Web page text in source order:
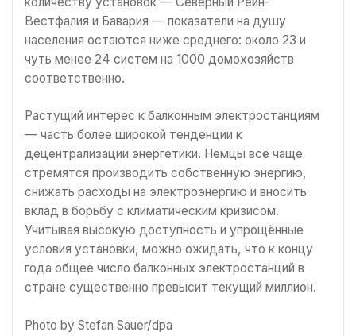
Вестфалия и Бавария — показатели на душу
населения остаются ниже среднего: около 23 и
чуть менее 24 систем на 1000 домохозяйств
соответственно.
Растущий интерес к балконным электростанциям
— часть более широкой тенденции к
децентрализации энергетики. Немцы всё чаще
стремятся производить собственную энергию,
снижать расходы на электроэнергию и вносить
вклад в борьбу с климатическим кризисом.
Учитывая высокую доступность и упрощённые
условия установки, можно ожидать, что к концу
года общее число балконных электростанций в
стране существенно превысит текущий миллион.
Photo by Stefan Sauer/dpa